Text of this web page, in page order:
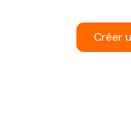
Créer